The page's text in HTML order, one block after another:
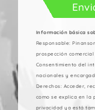
Información básica
Responsable:
prospección
Consentimiento del
nacionales y
Derechos: Acceder,
como se explica en la
privacidad ya está